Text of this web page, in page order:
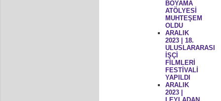
BOYAMA
ATÖLYESİ
MUHTEŞEM
OLDU
ARALIK
2023 | 18.
ULUSLARARASI
İŞÇİ
FİLMLERİ
FESTİVALİ
YAPILDI
ARALIK
2023 |